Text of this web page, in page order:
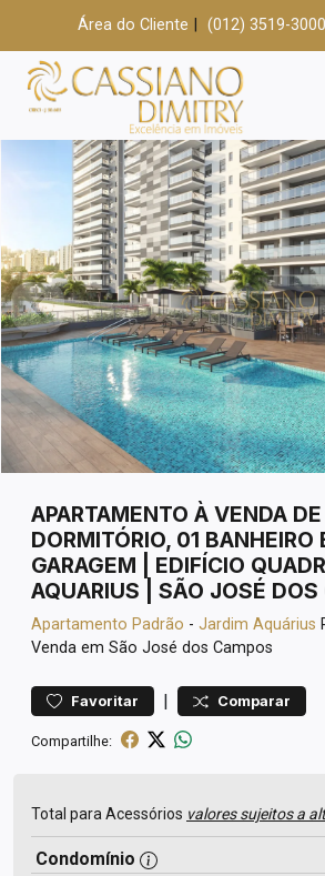
Área do Cliente (012) 3519-3000
APARTAMENTO À VENDA
DORMITÓRIO, 01 BANHEIRO
GARAGEM | EDIFÍCIO
AQUARIUS | SÃO JOSÉ DOS
Apartamento Padrão - Jardim Aquárius
Venda em São José dos Campos
Favoritar | Comparar
Compartilhe:
Total para Acessórios valores sujeitos a
Condomínio